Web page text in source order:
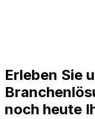
Erleben Sie
noch heute